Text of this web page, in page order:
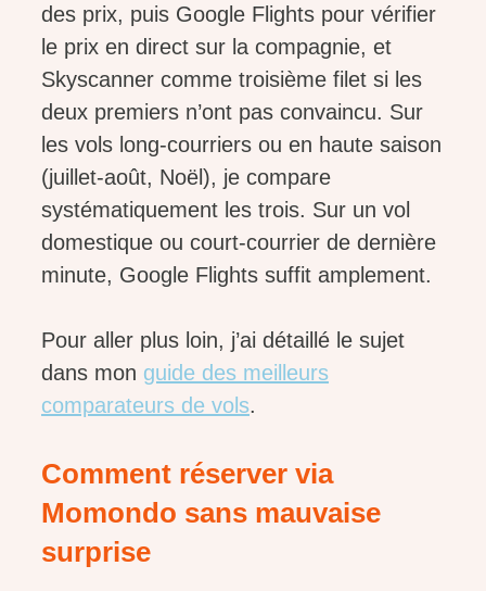
des prix, puis Google Flights pour vérifier
le prix en direct sur la compagnie, et
Skyscanner comme troisième filet si les
deux premiers n’ont pas convaincu. Sur
les vols long-courriers ou en haute saison
(juillet-août, Noël), je compare
systématiquement les trois. Sur un vol
domestique ou court-courrier de dernière
minute, Google Flights suffit amplement.
Pour aller plus loin, j’ai détaillé le sujet
dans mon guide des meilleurs
comparateurs de vols.
Comment réserver via
Momondo sans mauvaise
surprise